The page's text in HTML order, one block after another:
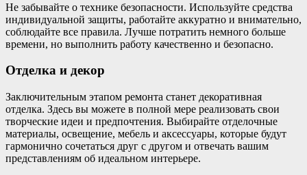
Не забывайте о технике безопасности. Используйте средства
индивидуальной защиты, работайте аккуратно и внимательно,
соблюдайте все правила. Лучше потратить немного больше
времени, но выполнить работу качественно и безопасно.
Отделка и декор
Заключительным этапом ремонта станет декоративная
отделка. Здесь вы можете в полной мере реализовать свои
творческие идеи и предпочтения. Выбирайте отделочные
материалы, освещение, мебель и аксессуары, которые будут
гармонично сочетаться друг с другом и отвечать вашим
представлениям об идеальном интерьере.